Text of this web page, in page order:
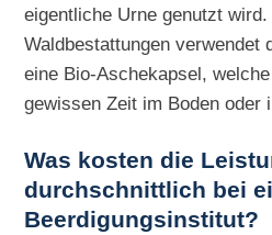
eigentliche Urne genutzt
Waldbestattungen verwendet
eine Bio-Aschekapsel,
gewissen Zeit im Boden oder
Was kosten die
durchschnittlich bei
Beerdigungsinstitut?